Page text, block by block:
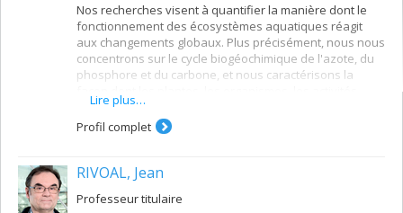
Nos recherches visent à quantifier la manière dont le
fonctionnement des écosystèmes aquatiques réagit
aux changements globaux. Plus précisément, nous nous
concentrons sur le cycle biogéochimique de l'azote, du
phosphore et du carbone, et nous caractérisons la
humaines et le climat dans différents paysages
modifient les stocks et les flux de ces éléments et
influencent la qualité globale de l'eau. Notre travail vise
points de contrôle biogéochimique pour la protection à
services écosystémiques qu'ils fournissent.
Lire plus…
Profil complet
RIVOAL, Jean
Professeur titulaire